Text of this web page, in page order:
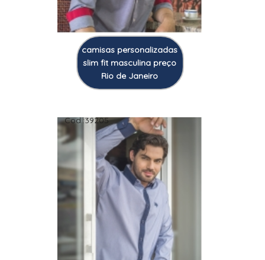
camisas personalizadas
slim fit masculina preço
Rio de Janeiro
Cod.:39205